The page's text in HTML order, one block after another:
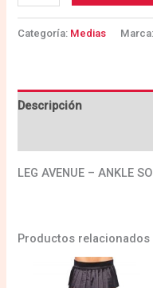
Categoría: Medias Marca:
Descripción
LEG AVENUE – ANKLE
Productos relacionados